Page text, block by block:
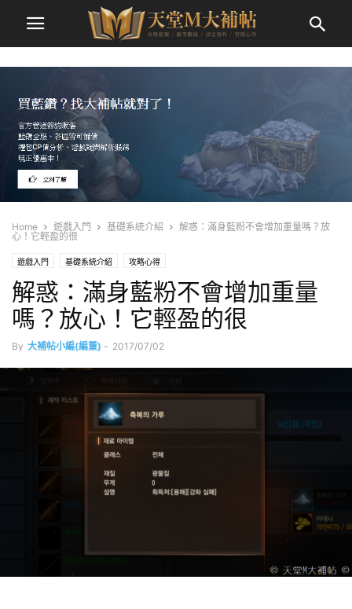
Home 遊戲入門 基礎系統介紹
解惑：滿身藍粉不會增加重量嗎？放
心！它輕盈的很
遊戲入門 基礎系統介紹 攻略心得
解惑：滿身藍粉不會增加重量
嗎？放心！它輕盈的很
By 大補帖小編(編董) - 2017/07/02